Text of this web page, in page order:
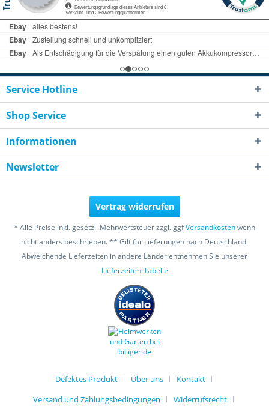
Service Hotline
Shop Service
Informationen
Newsletter
Vertrag widerrufen
* Alle Preise inkl. gesetzl. Mehrwertsteuer zzgl. ggfVersandkostenwenn
nicht anders beschrieben. ** Gilt für Lieferungen nach Deutschland.
Abweichende Lieferzeiten in andere Länder entnehmen Sie unserer
Lieferzeiten-Tabelle
Defektes Produkt Über uns
Kontakt
Versand und Zahlungsbedingungen
Widerrufsrecht